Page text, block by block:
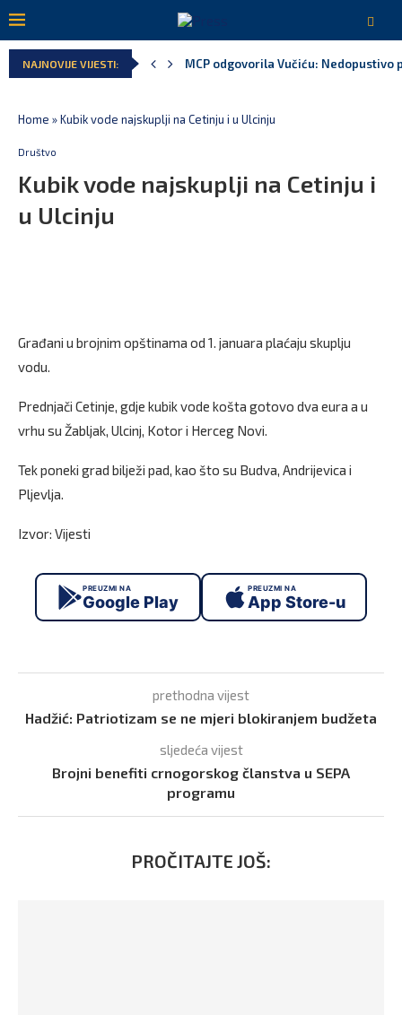
NAJNOVIJE VIJESTI: MCP odgovorila Vučiću:
Home »Kubik vode najskuplji na Cetinju i u Ulcinju
Društvo
Kubik vode najskuplji na Cetinju i
u Ulcinju
Građani u brojnim opštinama od 1. januara plaćaju skuplju
vodu.
Prednjači Cetinje, gdje kubik vode košta gotovo dva eura a u
vrhu su Žabljak, Ulcinj, Kotor i Herceg Novi.
Tek poneki grad bilježi pad, kao što su Budva, Andrijevica i
Pljevlja.
Izvor: Vijesti
PREUZMI NA
Google Play
PREUZMI NA
App Store-u
prethodna vijest
Hadžić: Patriotizam se ne mjeri blokiranjem budžeta
sljedeća vijest
Brojni benefiti crnogorskog članstva u SEPA
programu
PROČITAJTE JOŠ: